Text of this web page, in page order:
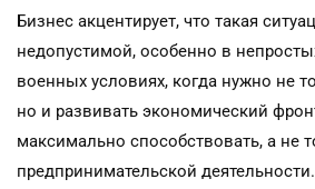
Бизнес акцентирует, что такая
недопустимой, особенно в
военных условиях, когда нужно не
но и развивать экономический
максимально способствовать, а не
предпринимательской